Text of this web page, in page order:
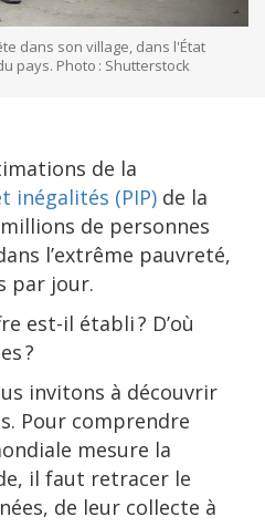
dans son village, dans l'État
pays. Photo : Shutterstock
de la
inégalités (PIP) de la
de personnes
l’extrême pauvreté,
par jour.
est-il établi ? D’où
?
invitons à découvrir
Pour comprendre
mesure la
il faut retracer le
de leur collecte à